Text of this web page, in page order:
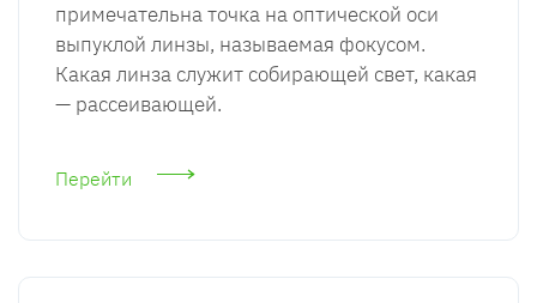
примечательна точка на оптической оси
выпуклой линзы, называемая фокусом.
Какая линза служит собирающей свет, какая
— рассеивающей.
Перейти